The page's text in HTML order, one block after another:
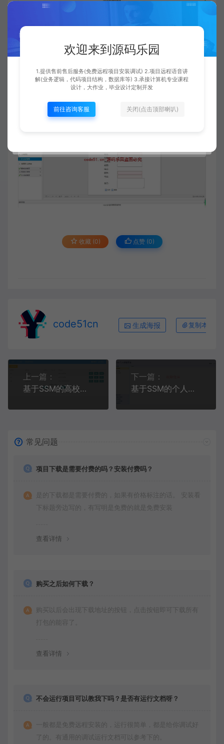
收藏 (0) 点赞 (0)
code51cn 生成海报 复制本文链
上一篇：
基于SSM的高校网上选课系统（附论文)
下一篇：
基于SSM的个人博客系统(附论文)
常见问题
项目下载是需要付费的吗？安装付费吗？
是的下载都是需要付费的，如果有价格标注的话。 安装看
下标题旁边写的，有写明是免费的就是免费安装
查看详情
购买之后如何下载？
购买以后会出现下载地址的按钮，点击按钮即可下载所有
打包的能容了。
查看详情
不会运行项目可以教我下吗？是否有运行文档呀？
一般都是免费远程安装的，运行很简单，都是给你调试好
了的。有通用的调试运行文档可以参考下的。
欢迎来到源码乐园
1.提供售前售后服务(免费远程项目安装调试) 2.项目远程语音讲
解(业务逻辑，代码项目结构，数据库等) 3.承接计算机专业课程
设计，大作业，毕业设计定制开发
前往咨询客服 关闭(点击顶部喇叭)